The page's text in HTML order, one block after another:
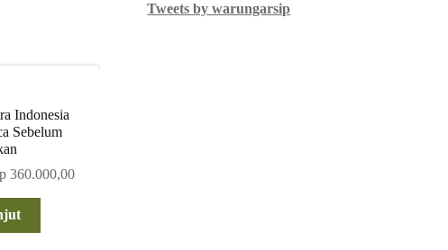
Indonesia
Sebelum
400.000,00.
360.000,00Harga
Tweets by warungarsip